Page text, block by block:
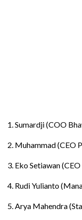
1. Sumardji (COO
2. Muhammad (CEO
3. Eko Setiawan
4. Rudi Yulianto
5. Arya Mahendra